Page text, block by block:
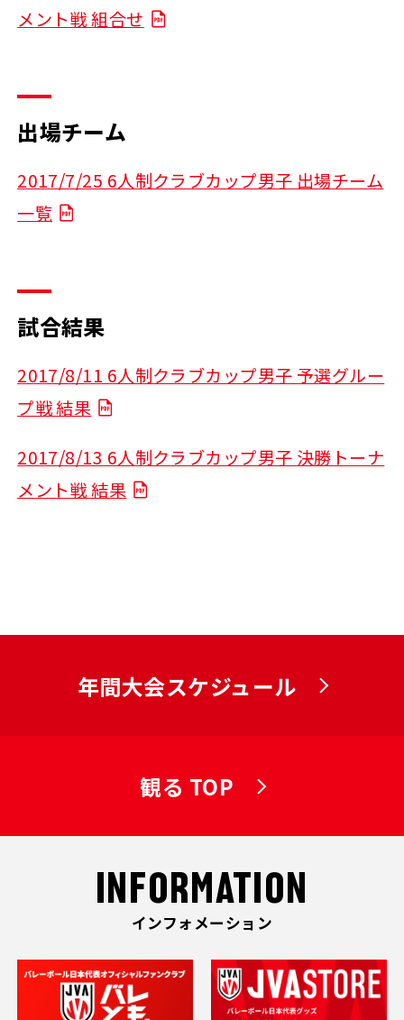
メント戦 組合せ
出場チーム
2017/7/25 6人制クラブカップ男子 出場チーム
一覧
試合結果
2017/8/11 6人制クラブカップ男子 予選グルー
プ戦 結果
2017/8/13 6人制クラブカップ男子 決勝トーナ
メント戦 結果
年間大会スケジュール
観る TOP
INFORMATION
インフォメーション